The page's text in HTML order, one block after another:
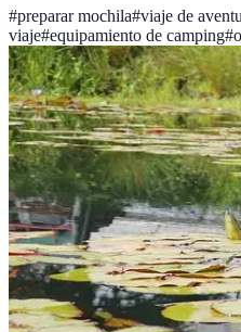
#preparar mochila#viaje de
viaje#equipamiento de camping#